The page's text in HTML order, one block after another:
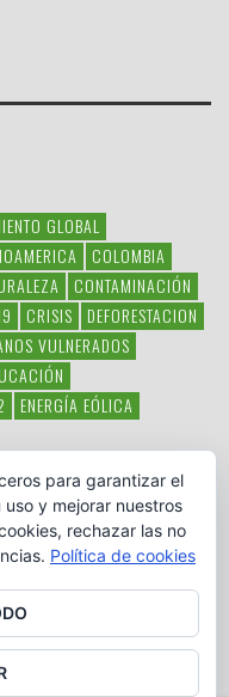
GLOBAL
COLOMBIA
CONTAMINACIÓN
CRISIS
DEFORESTACION
VULNERADOS
ENERGÍA EÓLICA
MÉXICO
POESÍA
POLITICA
ALIMENTARIA
VERTIDO PETROLEO
para garantizar el
y mejorar nuestros
rechazar las no
Política de cookies